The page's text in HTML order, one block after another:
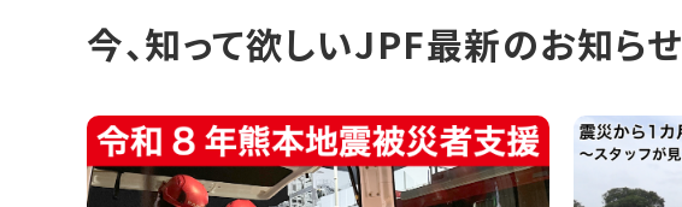
今、知って欲しいJPF最新のお知らせ